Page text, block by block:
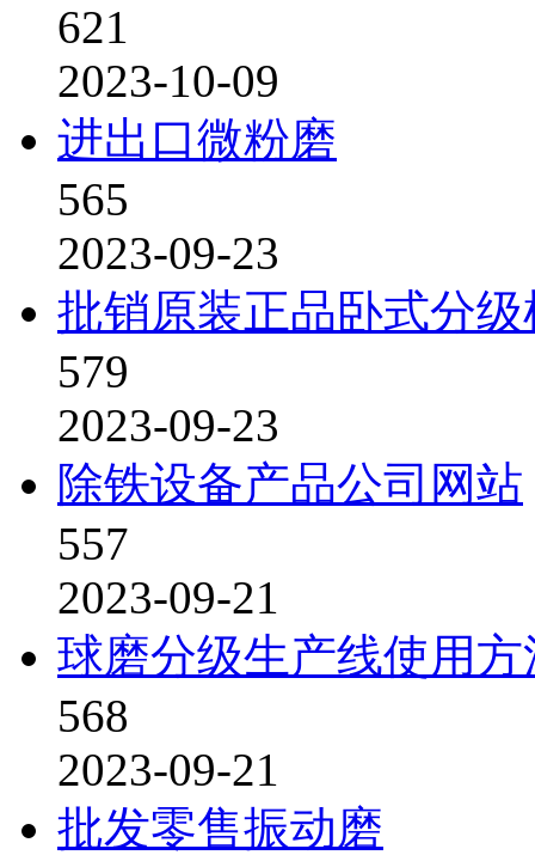
621
2023-10-09
进出口微粉磨
565
2023-09-23
批销原装正品卧式分级
579
2023-09-23
除铁设备产品公司网站
557
2023-09-21
球磨分级生产线使用
568
2023-09-21
批发零售振动磨